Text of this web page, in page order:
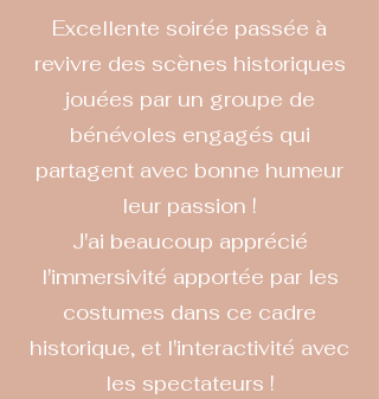
Excellente soirée passée à
revivre des scènes historiques
jouées par un groupe de
bénévoles engagés qui
partagent avec bonne humeur
leur passion !
J'ai beaucoup apprécié
l'immersivité apportée par les
costumes dans ce cadre
historique, et l'interactivité avec
les spectateurs !